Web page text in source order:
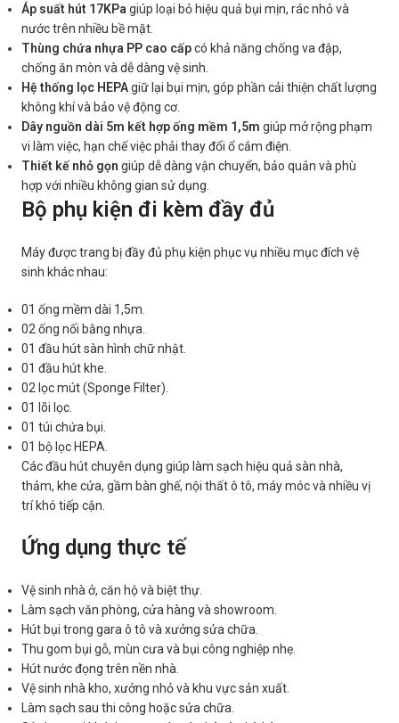
Áp suất hút 17KPa giúp loại bỏ hiệu quả bụi mịn, rác nhỏ và
nước trên nhiều bề mặt.
Thùng chứa nhựa PP cao cấpcó khả năng chống va đập,
chống ăn mòn và dễ dàng vệ sinh.
Hệ thống lọc HEPAgiữ lại bụi mịn, góp phần cải thiện chất lượng
không khí và bảo vệ động cơ.
Dây nguồn dài 5m kết hợp ống mềm 1,5m giúp mở rộng phạm
vi làm việc, hạn chế việc phải thay đổi ổ cắm điện.
Thiết kế nhỏ gọn giúp dễ dàng vận chuyển, bảo quản và phù
hợp với nhiều không gian sử dụng.
Bộ phụ kiện đi kèm đầy đủ
Máy được trang bị đầy đủ phụ kiện phục vụ nhiều mục đích vệ
sinh khác nhau:
01 ống mềm dài 1,5m.
02 ống nối bằng nhựa.
01 đầu hút sàn hình chữ nhật.
01 đầu hút khe.
02 lọc mút (Sponge Filter).
01 lõi lọc.
01 túi chứa bụi.
01 bộ lọc HEPA.
Các đầu hút chuyên dụng giúp làm sạch hiệu quả sàn nhà,
thảm, khe cửa, gầm bàn ghế, nội thất ô tô, máy móc và nhiều vị
trí khó tiếp cận.
Ứng dụng thực tế
Vệ sinh nhà ở, căn hộ và biệt thự.
Làm sạch văn phòng, cửa hàng và showroom.
Hút bụi trong gara ô tô và xưởng sửa chữa.
Thu gom bụi gỗ, mùn cưa và bụi công nghiệp nhẹ.
Hút nước đọng trên nền nhà.
Vệ sinh nhà kho, xưởng nhỏ và khu vực sản xuất.
Làm sạch sau thi công hoặc sửa chữa.